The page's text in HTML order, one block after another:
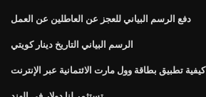
دفع الرسم البياني للعجز عن العاطلين عن العمل
الرسم البياني التاريخ دينار كويتي
كيفية تطبيق بطاقة وول مارت الائتمانية عبر الإنترنت